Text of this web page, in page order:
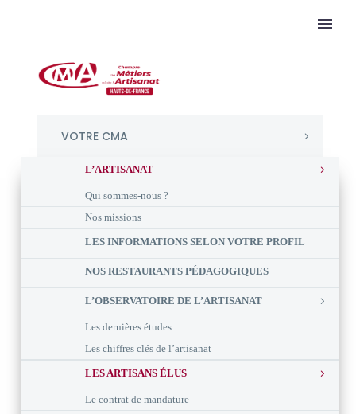
VOTRE CMA
L’ARTISANAT
Qui sommes-nous ?
Nos missions
LES INFORMATIONS SELON VOTRE PROFIL
NOS RESTAURANTS PÉDAGOGIQUES
L’OBSERVATOIRE DE L’ARTISANAT
Les dernières études
Les chiffres clés de l’artisanat
LES ARTISANS ÉLUS
Le contrat de mandature